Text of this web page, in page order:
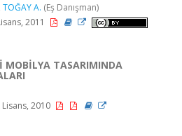
TOĞAY A. (Eş Danışman)
2011
MOBİLYA TASARIMINDA
2010